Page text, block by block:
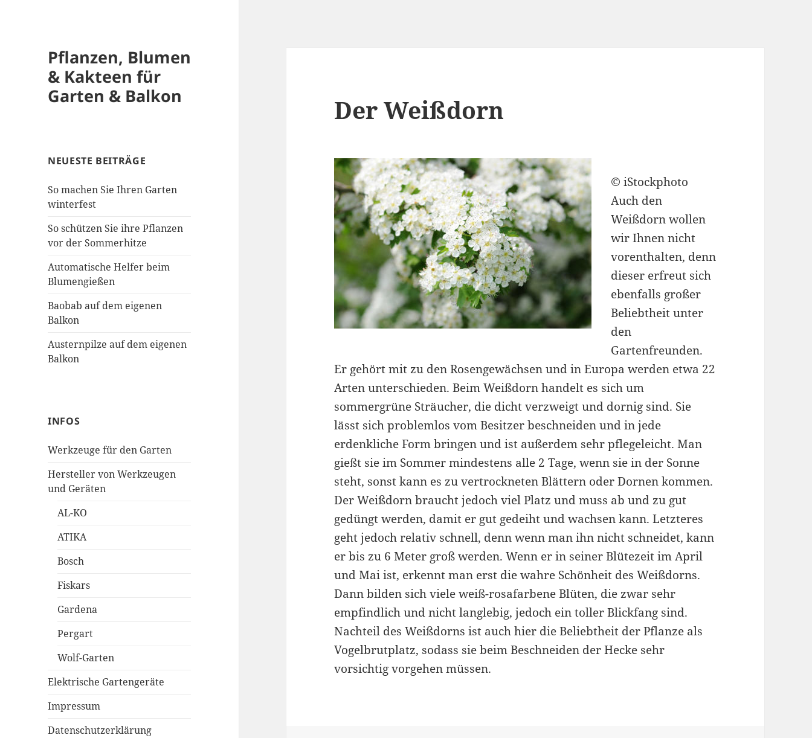
Pflanzen, Blumen
& Kakteen für
Garten & Balkon
NEUESTE BEITRÄGE
So machen Sie Ihren Garten
winterfest
So schützen Sie ihre Pflanzen
vor der Sommerhitze
Automatische Helfer beim
Blumengießen
Baobab auf dem eigenen
Balkon
Austernpilze auf dem eigenen
Balkon
INFOS
Werkzeuge für den Garten
Hersteller von Werkzeugen
und Geräten
AL-KO
ATIKA
Bosch
Fiskars
Gardena
Pergart
Wolf-Garten
Elektrische Gartengeräte
Impressum
Datenschutzerklärung
Der Weißdorn
© iStockphoto
Auch den
Weißdorn wollen
wir Ihnen nicht
vorenthalten, denn
dieser erfreut sich
ebenfalls großer
Beliebtheit unter
den
Gartenfreunden.
Er gehört mit zu den Rosengewächsen und in Europa werden etwa 22
Arten unterschieden. Beim Weißdorn handelt es sich um
sommergrüne Sträucher, die dicht verzweigt und dornig sind. Sie
lässt sich problemlos vom Besitzer beschneiden und in jede
erdenkliche Form bringen und ist außerdem sehr pflegeleicht. Man
gießt sie im Sommer mindestens alle 2 Tage, wenn sie in der Sonne
steht, sonst kann es zu vertrockneten Blättern oder Dornen kommen.
Der Weißdorn braucht jedoch viel Platz und muss ab und zu gut
gedüngt werden, damit er gut gedeiht und wachsen kann. Letzteres
geht jedoch relativ schnell, denn wenn man ihn nicht schneidet, kann
er bis zu 6 Meter groß werden. Wenn er in seiner Blütezeit im April
und Mai ist, erkennt man erst die wahre Schönheit des Weißdorns.
Dann bilden sich viele weiß-rosafarbene Blüten, die zwar sehr
empfindlich und nicht langlebig, jedoch ein toller Blickfang sind.
Nachteil des Weißdorns ist auch hier die Beliebtheit der Pflanze als
Vogelbrutplatz, sodass sie beim Beschneiden der Hecke sehr
vorsichtig vorgehen müssen.